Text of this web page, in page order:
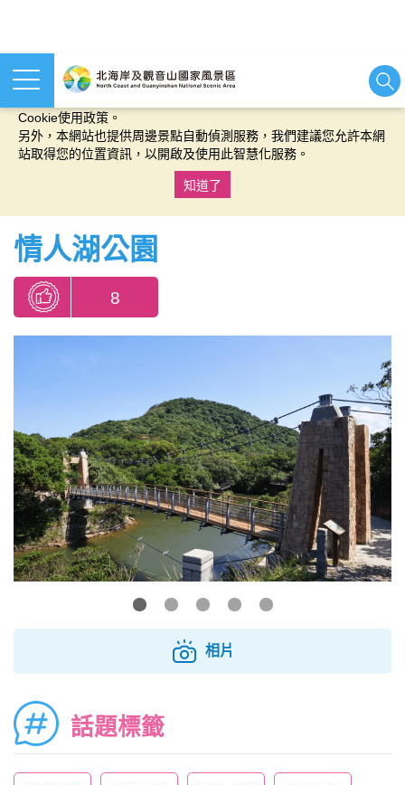
本網站使用cookies等相關技術以持續優化網站服務，並有助於為
Cookie使用政策。
另外，本網站也提供周邊景點自動偵測服務，我們建議您允許本網
站取得您的位置資訊，以開啟及使用此智慧化服務。
知道了
情人湖公園
8
相片
話題標籤